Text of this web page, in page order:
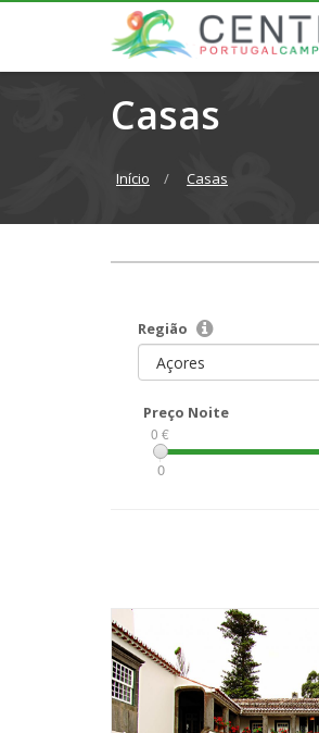
Casas
Início Casas
Região
Preço Noite
0 €
0